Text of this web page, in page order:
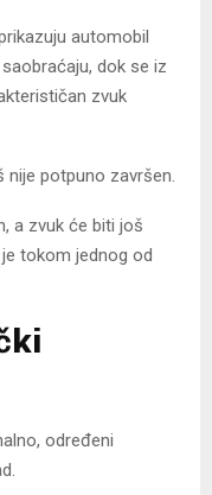
automobil
dok se iz
zvuk
nije potpuno završen.
a zvuk će biti još
tokom jednog od
određeni